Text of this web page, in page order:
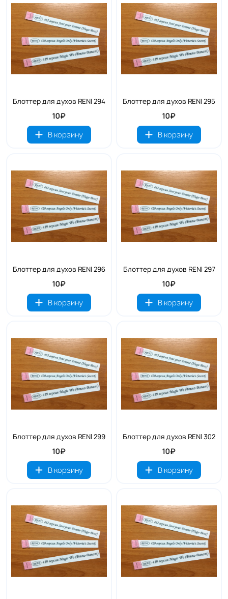
Блоттер для духов RENI 294
10₽
В корзину
Блоттер для духов RENI 295
10₽
В корзину
Блоттер для духов RENI 296
10₽
В корзину
Блоттер для духов RENI 297
10₽
В корзину
Блоттер для духов RENI 299
10₽
В корзину
Блоттер для духов RENI 302
10₽
В корзину